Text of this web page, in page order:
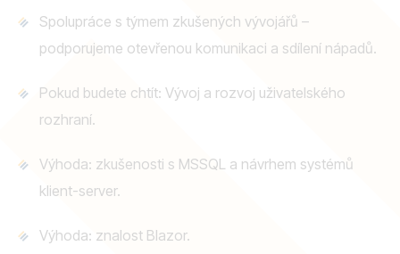
Spolupráce s týmem zkušených vývojářů –
podporujeme otevřenou komunikaci a sdílení nápadů.
Pokud budete chtít: Vývoj a rozvoj uživatelského
rozhraní.
Výhoda: zkušenosti s MSSQL a návrhem systémů
klient-server.
Výhoda: znalost Blazor.